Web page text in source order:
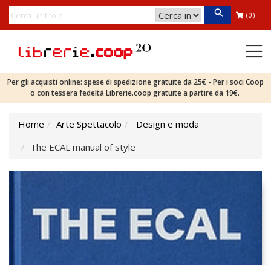
(0)
Per gli acquisti online: spese di spedizione gratuite da 25€ - Per i soci Coop
o con tessera fedeltà Librerie.coop gratuite a partire da 19€.
Home Arte Spettacolo
Design e moda
The ECAL manual of style